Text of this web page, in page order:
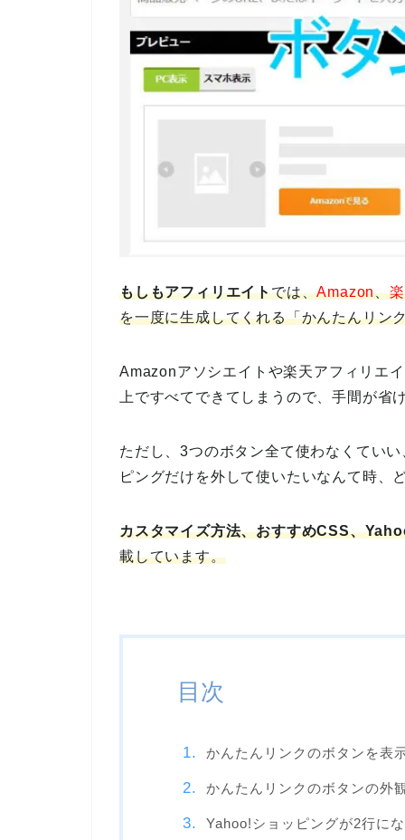
もしもアフィリエイトでは、Amazon、
を一度に生成してくれる「かんたんリン
Amazonアソシエイトや楽天アフィリエ
上ですべてできてしまうので、手間が省
ただし、3つのボタン全て使わなくてい
ピングだけを外して使いたいなんて時、
カスタマイズ方法、おすすめCSS、
載しています。
目次
かんたんリンクのボタンを表
かんたんリンクのボタンの外
Yahoo!ショッピングが2行に